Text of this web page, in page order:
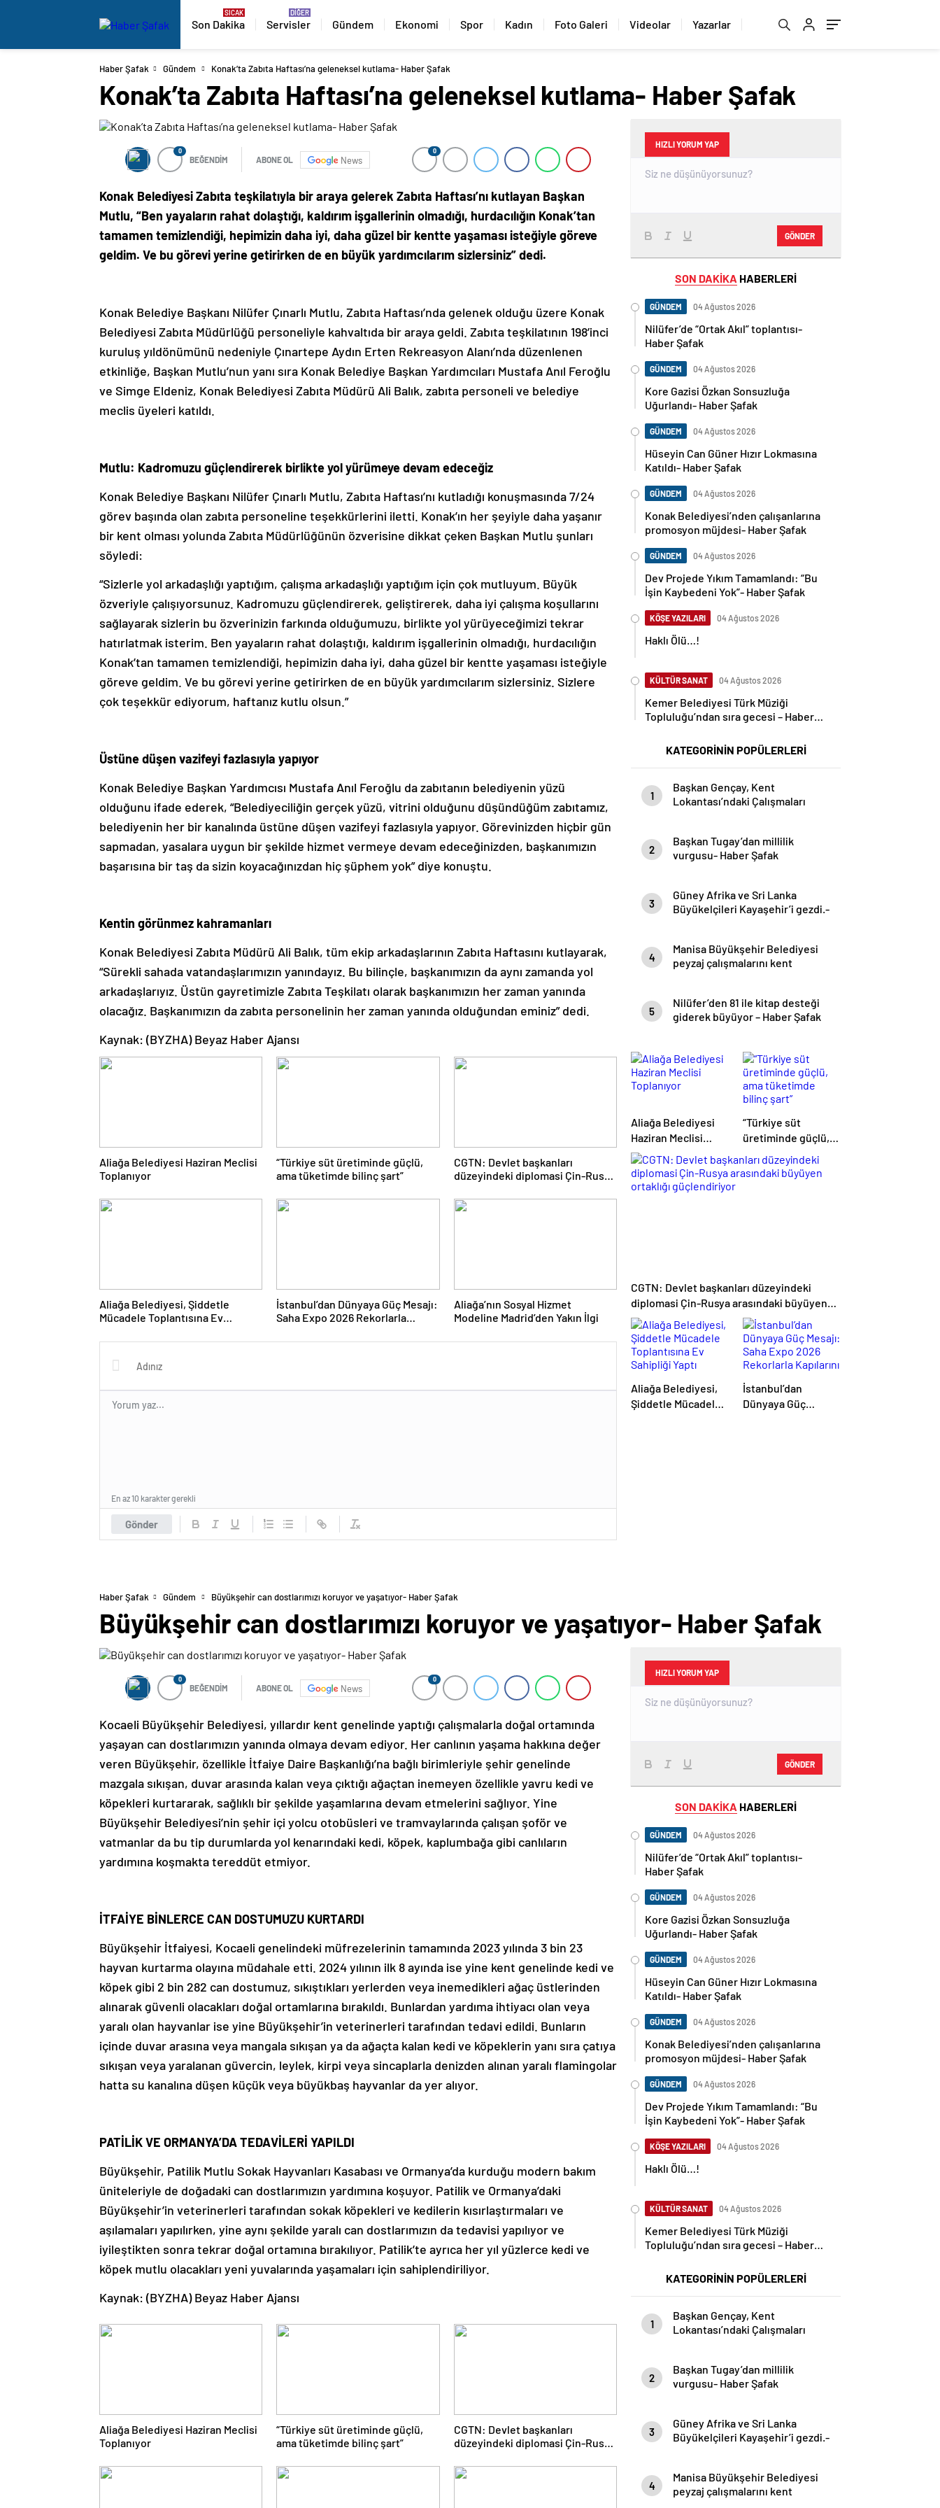
Son Dakika Servisler Gündem Ekonomi Spor Kadın Foto Galeri Videolar Yazarlar
Haber Şafak Gündem Konak’ta Zabıta Haftası’na geleneksel kutlama- Haber Şafak
Konak’ta Zabıta Haftası’na geleneksel kutlama- Haber Şafak
0
BEĞENDİM ABONE OL News
0
Konak Belediyesi Zabıta teşkilatıyla bir araya gelerek Zabıta Haftası’nı kutlayan Başkan
Mutlu, “Ben yayaların rahat dolaştığı, kaldırım işgallerinin olmadığı, hurdacılığın Konak’tan
tamamen temizlendiği, hepimizin daha iyi, daha güzel bir kentte yaşaması isteğiyle göreve
geldim. Ve bu görevi yerine getirirken de en büyük yardımcılarım sizlersiniz” dedi.
Konak Belediye Başkanı Nilüfer Çınarlı Mutlu, Zabıta Haftası’nda gelenek olduğu üzere Konak
Belediyesi Zabıta Müdürlüğü personeliyle kahvaltıda bir araya geldi. Zabıta teşkilatının 198’inci
kuruluş yıldönümünü nedeniyle Çınartepe Aydın Erten Rekreasyon Alanı’nda düzenlenen
etkinliğe, Başkan Mutlu’nun yanı sıra Konak Belediye Başkan Yardımcıları Mustafa Anıl Feroğlu
ve Simge Eldeniz, Konak Belediyesi Zabıta Müdürü Ali Balık, zabıta personeli ve belediye
meclis üyeleri katıldı.
Mutlu: Kadromuzu güçlendirerek birlikte yol yürümeye devam edeceğiz
Konak Belediye Başkanı Nilüfer Çınarlı Mutlu, Zabıta Haftası’nı kutladığı konuşmasında 7/24
görev başında olan zabıta personeline teşekkürlerini iletti. Konak’ın her şeyiyle daha yaşanır
bir kent olması yolunda Zabıta Müdürlüğünün özverisine dikkat çeken Başkan Mutlu şunları
söyledi:
“Sizlerle yol arkadaşlığı yaptığım, çalışma arkadaşlığı yaptığım için çok mutluyum. Büyük
özveriyle çalışıyorsunuz. Kadromuzu güçlendirerek, geliştirerek, daha iyi çalışma koşullarını
sağlayarak sizlerin bu özverinizin farkında olduğumuzu, birlikte yol yürüyeceğimizi tekrar
hatırlatmak isterim. Ben yayaların rahat dolaştığı, kaldırım işgallerinin olmadığı, hurdacılığın
Konak’tan tamamen temizlendiği, hepimizin daha iyi, daha güzel bir kentte yaşaması isteğiyle
göreve geldim. Ve bu görevi yerine getirirken de en büyük yardımcılarım sizlersiniz. Sizlere
çok teşekkür ediyorum, haftanız kutlu olsun.”
Üstüne düşen vazifeyi fazlasıyla yapıyor
Konak Belediye Başkan Yardımcısı Mustafa Anıl Feroğlu da zabıtanın belediyenin yüzü
olduğunu ifade ederek, “Belediyeciliğin gerçek yüzü, vitrini olduğunu düşündüğüm zabıtamız,
belediyenin her bir kanalında üstüne düşen vazifeyi fazlasıyla yapıyor. Görevinizden hiçbir gün
sapmadan, yasalara uygun bir şekilde hizmet vermeye devam edeceğinizden, başkanımızın
başarısına bir taş da sizin koyacağınızdan hiç şüphem yok” diye konuştu.
Kentin görünmez kahramanları
Konak Belediyesi Zabıta Müdürü Ali Balık, tüm ekip arkadaşlarının Zabıta Haftasını kutlayarak,
“Sürekli sahada vatandaşlarımızın yanındayız. Bu bilinçle, başkanımızın da aynı zamanda yol
arkadaşlarıyız. Üstün gayretimizle Zabıta Teşkilatı olarak başkanımızın her zaman yanında
olacağız. Başkanımızın da zabıta personelinin her zaman yanında olduğundan eminiz” dedi.
Kaynak: (BYZHA) Beyaz Haber Ajansı
Aliağa Belediyesi Haziran Meclisi
Toplanıyor
“Türkiye süt üretiminde güçlü,
ama tüketimde bilinç şart”
CGTN: Devlet başkanları
düzeyindeki diplomasi Çin-Rusya
güçlendiriyor
Aliağa Belediyesi, Şiddetle
Mücadele Toplantısına Ev
İstanbul’dan Dünyaya Güç Mesajı:
Saha Expo 2026 Rekorlarla
Aliağa’nın Sosyal Hizmet
Modeline Madrid’den Yakın İlgi
Gönder
En az 10 karakter gerekli
HIZLI YORUM YAP
GÖNDER
SON DAKİKA HABERLERİ
GÜNDEM 04 Ağustos 2026
Nilüfer’de “Ortak Akıl” toplantısı-
Haber Şafak
GÜNDEM 04 Ağustos 2026
Kore Gazisi Özkan Sonsuzluğa
Uğurlandı- Haber Şafak
GÜNDEM 04 Ağustos 2026
Hüseyin Can Güner Hızır Lokmasına
Katıldı- Haber Şafak
GÜNDEM 04 Ağustos 2026
Konak Belediyesi’nden çalışanlarına
promosyon müjdesi- Haber Şafak
GÜNDEM 04 Ağustos 2026
Dev Projede Yıkım Tamamlandı: “Bu
İşin Kaybedeni Yok”- Haber Şafak
KÖŞE YAZILARI 04 Ağustos 2026
Haklı Ölü…!
KÜLTÜR SANAT 04 Ağustos 2026
Kemer Belediyesi Türk Müziği
Topluluğu’ndan sıra gecesi – Haber
KATEGORİNİN POPÜLERLERİ
1
Başkan Gençay, Kent
Lokantası’ndaki Çalışmaları
2
Başkan Tugay’dan millilik
vurgusu- Haber Şafak
3
Güney Afrika ve Sri Lanka
Büyükelçileri Kayaşehir’i gezdi.-
4
Manisa Büyükşehir Belediyesi
peyzaj çalışmalarını kent
5
Nilüfer’den 81 ile kitap desteği
giderek büyüyor – Haber Şafak
Aliağa Belediyesi
Haziran Meclisi
Toplanıyor
“Türkiye süt
üretiminde güçlü,
ama tüketimde
bilinç şart”
CGTN: Devlet başkanları düzeyindeki
diplomasi Çin-Rusya arasındaki büyüyen
ortaklığı güçlendiriyor
Aliağa Belediyesi,
Şiddetle Mücadele
İstanbul’dan
Dünyaya Güç
Haber Şafak Gündem Büyükşehir can dostlarımızı koruyor ve yaşatıyor- Haber Şafak
Büyükşehir can dostlarımızı koruyor ve yaşatıyor- Haber Şafak
0
BEĞENDİM ABONE OL News
0
Kocaeli Büyükşehir Belediyesi, yıllardır kent genelinde yaptığı çalışmalarla doğal ortamında
yaşayan can dostlarımızın yanında olmaya devam ediyor. Her canlının yaşama hakkına değer
veren Büyükşehir, özellikle İtfaiye Daire Başkanlığı’na bağlı birimleriyle şehir genelinde
mazgala sıkışan, duvar arasında kalan veya çıktığı ağaçtan inemeyen özellikle yavru kedi ve
köpekleri kurtararak, sağlıklı bir şekilde yaşamlarına devam etmelerini sağlıyor. Yine
Büyükşehir Belediyesi’nin şehir içi yolcu otobüsleri ve tramvaylarında çalışan şoför ve
vatmanlar da bu tip durumlarda yol kenarındaki kedi, köpek, kaplumbağa gibi canlıların
yardımına koşmakta tereddüt etmiyor.
İTFAİYE BİNLERCE CAN DOSTUMUZU KURTARDI
Büyükşehir İtfaiyesi, Kocaeli genelindeki müfrezelerinin tamamında 2023 yılında 3 bin 23
hayvan kurtarma olayına müdahale etti. 2024 yılının ilk 8 ayında ise yine kent genelinde kedi ve
köpek gibi 2 bin 282 can dostumuz, sıkıştıkları yerlerden veya inemedikleri ağaç üstlerinden
alınarak güvenli olacakları doğal ortamlarına bırakıldı. Bunlardan yardıma ihtiyacı olan veya
yaralı olan hayvanlar ise yine Büyükşehir’in veterinerleri tarafından tedavi edildi. Bunların
içinde duvar arasına veya mangala sıkışan ya da ağaçta kalan kedi ve köpeklerin yanı sıra çatıya
sıkışan veya yaralanan güvercin, leylek, kirpi veya sincaplarla denizden alınan yaralı flamingolar
hatta su kanalına düşen küçük veya büyükbaş hayvanlar da yer alıyor.
PATİLİK VE ORMANYA’DA TEDAVİLERİ YAPILDI
Büyükşehir, Patilik Mutlu Sokak Hayvanları Kasabası ve Ormanya’da kurduğu modern bakım
üniteleriyle de doğadaki can dostlarımızın yardımına koşuyor. Patilik ve Ormanya’daki
Büyükşehir’in veterinerleri tarafından sokak köpekleri ve kedilerin kısırlaştırmaları ve
aşılamaları yapılırken, yine aynı şekilde yaralı can dostlarımızın da tedavisi yapılıyor ve
iyileştikten sonra tekrar doğal ortamına bırakılıyor. Patilik’te ayrıca her yıl yüzlerce kedi ve
köpek mutlu olacakları yeni yuvalarında yaşamaları için sahiplendiriliyor.
Kaynak: (BYZHA) Beyaz Haber Ajansı
Aliağa Belediyesi Haziran Meclisi
Toplanıyor
“Türkiye süt üretiminde güçlü,
ama tüketimde bilinç şart”
CGTN: Devlet başkanları
düzeyindeki diplomasi Çin-Rusya
güçlendiriyor
HIZLI YORUM YAP
GÖNDER
SON DAKİKA HABERLERİ
GÜNDEM 04 Ağustos 2026
Nilüfer’de “Ortak Akıl” toplantısı-
Haber Şafak
GÜNDEM 04 Ağustos 2026
Kore Gazisi Özkan Sonsuzluğa
Uğurlandı- Haber Şafak
GÜNDEM 04 Ağustos 2026
Hüseyin Can Güner Hızır Lokmasına
Katıldı- Haber Şafak
GÜNDEM 04 Ağustos 2026
Konak Belediyesi’nden çalışanlarına
promosyon müjdesi- Haber Şafak
GÜNDEM 04 Ağustos 2026
Dev Projede Yıkım Tamamlandı: “Bu
İşin Kaybedeni Yok”- Haber Şafak
KÖŞE YAZILARI 04 Ağustos 2026
Haklı Ölü…!
KÜLTÜR SANAT 04 Ağustos 2026
Kemer Belediyesi Türk Müziği
Topluluğu’ndan sıra gecesi – Haber
KATEGORİNİN POPÜLERLERİ
1
Başkan Gençay, Kent
Lokantası’ndaki Çalışmaları
2
Başkan Tugay’dan millilik
vurgusu- Haber Şafak
3
Güney Afrika ve Sri Lanka
Büyükelçileri Kayaşehir’i gezdi.-
4
Manisa Büyükşehir Belediyesi
peyzaj çalışmalarını kent